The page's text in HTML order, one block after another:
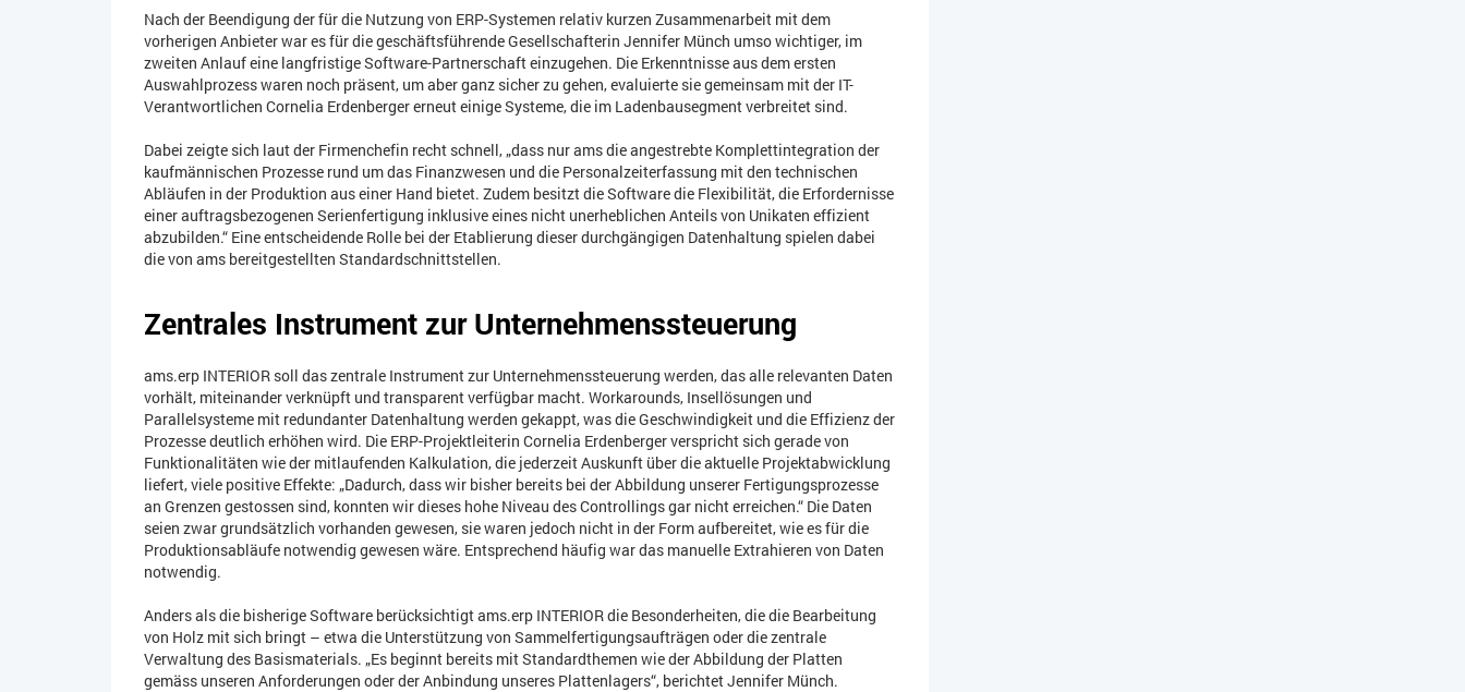
Nach der Beendigung der für die Nutzung von ERP-Systemen relativ kurzen Zusammenarbeit mit dem
vorherigen Anbieter war es für die geschäftsführende Gesellschafterin Jennifer Münch umso wichtiger, im
zweiten Anlauf eine langfristige Software-Partnerschaft einzugehen. Die Erkenntnisse aus dem ersten
Auswahlprozess waren noch präsent, um aber ganz sicher zu gehen, evaluierte sie gemeinsam mit der IT-
Verantwortlichen Cornelia Erdenberger erneut einige Systeme, die im Ladenbausegment verbreitet sind.
Dabei zeigte sich laut der Firmenchefin recht schnell, „dass nur ams die angestrebte Komplettintegration der
kaufmännischen Prozesse rund um das Finanzwesen und die Personalzeiterfassung mit den technischen
Abläufen in der Produktion aus einer Hand bietet. Zudem besitzt die Software die Flexibilität, die Erfordernisse
einer auftragsbezogenen Serienfertigung inklusive eines nicht unerheblichen Anteils von Unikaten effizient
abzubilden.“ Eine entscheidende Rolle bei der Etablierung dieser durchgängigen Datenhaltung spielen dabei
die von ams bereitgestellten Standardschnittstellen.
Zentrales Instrument zur Unternehmenssteuerung
ams.erp INTERIOR soll das zentrale Instrument zur Unternehmenssteuerung werden, das alle relevanten Daten
vorhält, miteinander verknüpft und transparent verfügbar macht. Workarounds, Insellösungen und
Parallelsysteme mit redundanter Datenhaltung werden gekappt, was die Geschwindigkeit und die Effizienz der
Prozesse deutlich erhöhen wird. Die ERP-Projektleiterin Cornelia Erdenberger verspricht sich gerade von
Funktionalitäten wie der mitlaufenden Kalkulation, die jederzeit Auskunft über die aktuelle Projektabwicklung
liefert, viele positive Effekte: „Dadurch, dass wir bisher bereits bei der Abbildung unserer Fertigungsprozesse
an Grenzen gestossen sind, konnten wir dieses hohe Niveau des Controllings gar nicht erreichen.“ Die Daten
seien zwar grundsätzlich vorhanden gewesen, sie waren jedoch nicht in der Form aufbereitet, wie es für die
Produktionsabläufe notwendig gewesen wäre. Entsprechend häufig war das manuelle Extrahieren von Daten
notwendig.
Anders als die bisherige Software berücksichtigt ams.erp INTERIOR die Besonderheiten, die die Bearbeitung
von Holz mit sich bringt – etwa die Unterstützung von Sammelfertigungsaufträgen oder die zentrale
Verwaltung des Basismaterials. „Es beginnt bereits mit Standardthemen wie der Abbildung der Platten
gemäss unseren Anforderungen oder der Anbindung unseres Plattenlagers“, berichtet Jennifer Münch.